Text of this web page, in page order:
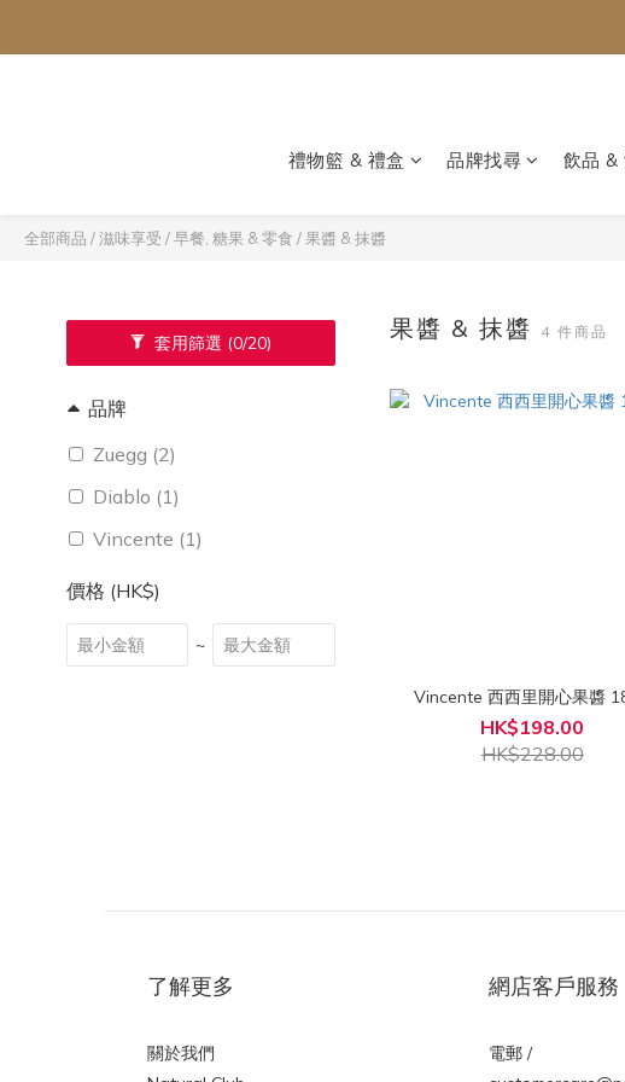
禮物籃 & 禮盒 品牌找尋 飲品 &
全部商品 /滋味享受 /早餐, 糖果 & 零食 /果醬 & 抹醬
套用篩選 (0/20)
品牌
Zuegg (2)
Diablo (1)
Vincente (1)
價格 (HK$)
~
果醬 & 抹醬 4 件商品
Vincente 西西里開心果醬
HK$198.00
HK$228.00
了解更多
關於我們
網店客戶服務
電郵 /